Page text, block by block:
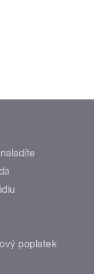
poplatek